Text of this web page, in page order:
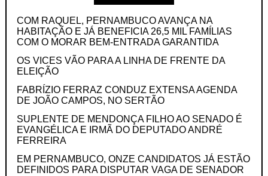
COM RAQUEL, PERNAMBUCO AVANÇA NA
HABITAÇÃO E JÁ BENEFICIA 26,5 MIL FAMÍLIAS
COM O MORAR BEM-ENTRADA GARANTIDA
OS VICES VÃO PARA A LINHA DE FRENTE DA
ELEIÇÃO
FABRÍZIO FERRAZ CONDUZ EXTENSA AGENDA
DE JOÃO CAMPOS, NO SERTÃO
SUPLENTE DE MENDONÇA FILHO AO SENADO É
EVANGÉLICA E IRMÃ DO DEPUTADO ANDRÉ
FERREIRA
EM PERNAMBUCO, ONZE CANDIDATOS JÁ ESTÃO
DEFINIDOS PARA DISPUTAR VAGA DE SENADOR